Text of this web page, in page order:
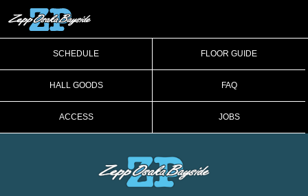
SCHEDULE FLOOR GUIDE
HALL GOODS FAQ
ACCESS JOBS